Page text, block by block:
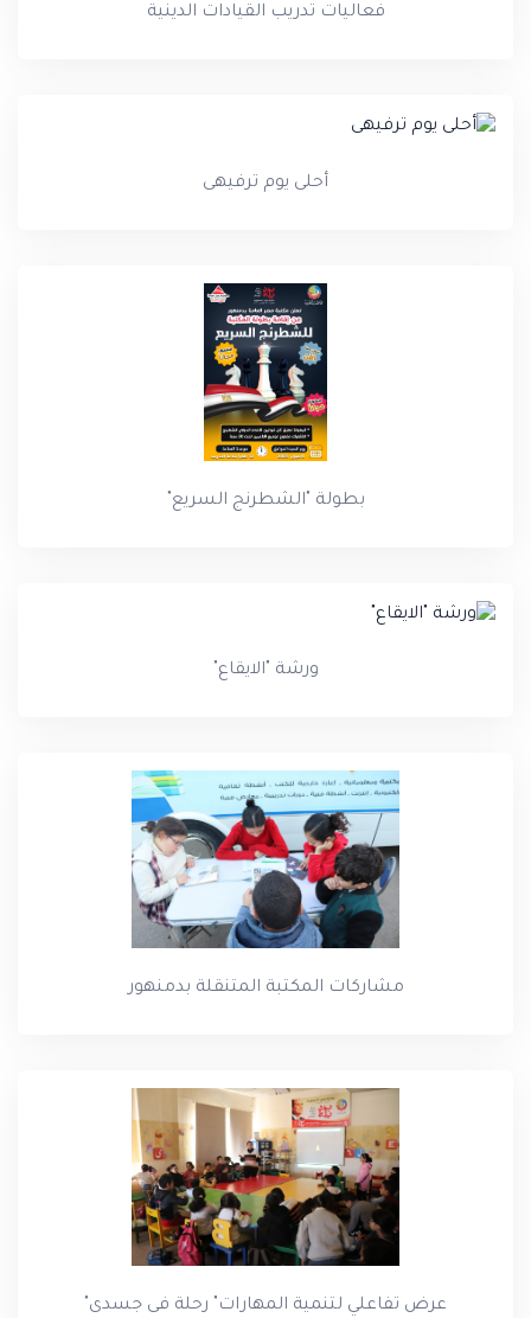
فعاليات تدريب القيادات الدينية
أحلى يوم ترفيهى
بطولة "الشطرنج السريع"
ورشة "الايقاع"
مشاركات المكتبة المتنقلة بدمنهور
عرض تفاعلي لتنمية المهارات" رحلة فى جسدى"